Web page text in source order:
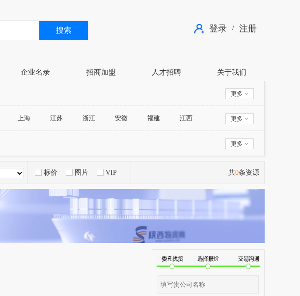
搜索 登录 / 注册
企业名录 招商加盟 人才招聘 关于我们
更多
上海 江苏 浙江 安徽 福建
江西
贵州 云南 西藏 陕西 甘肃
青海
更多
更多
共0条资源
标价 图片 VIP